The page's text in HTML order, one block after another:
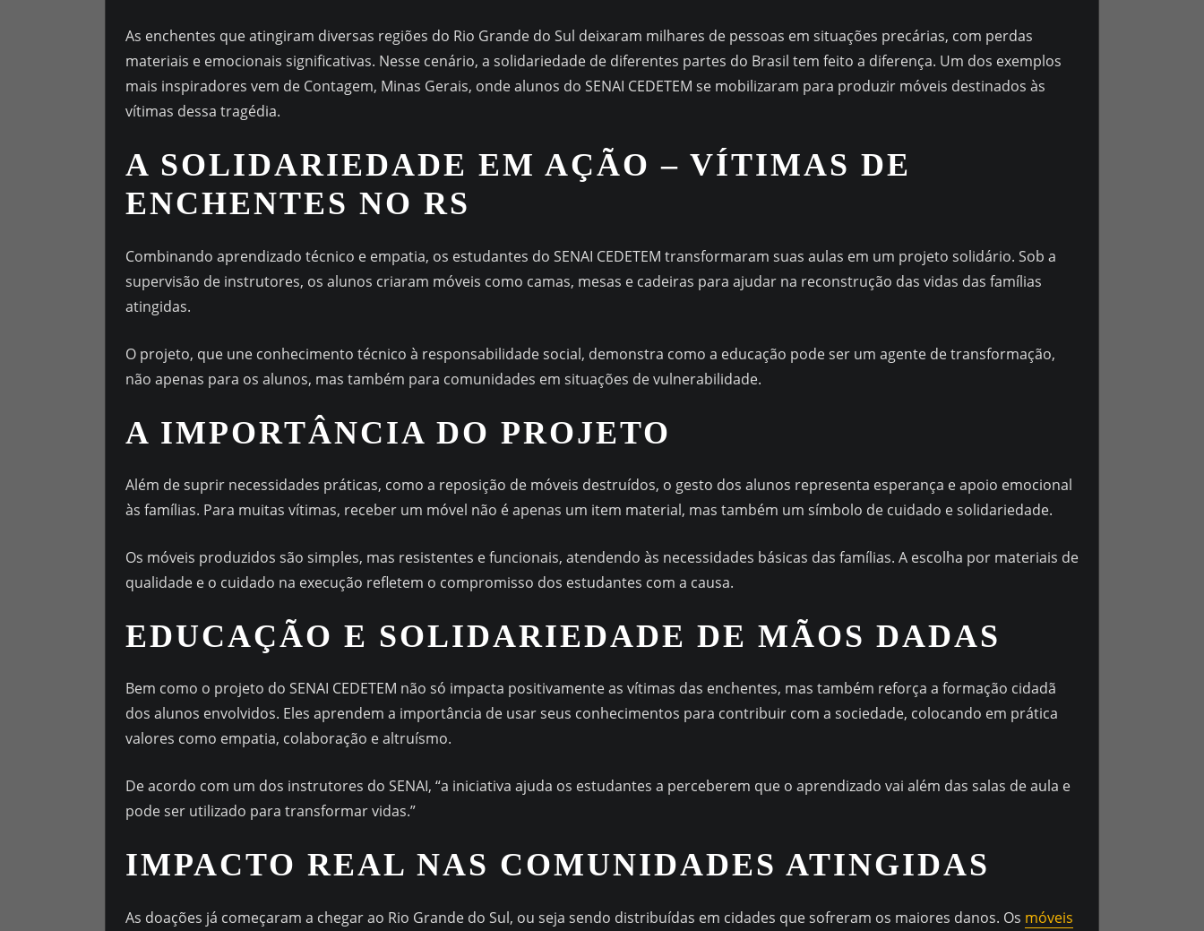
As enchentes que atingiram diversas regiões do Rio Grande do Sul deixaram milhares de pessoas em situações precárias, com perdas
materiais e emocionais significativas. Nesse cenário, a solidariedade de diferentes partes do Brasil tem feito a diferença. Um dos exemplos
mais inspiradores vem de Contagem, Minas Gerais, onde alunos do SENAI CEDETEM se mobilizaram para produzir móveis destinados às
vítimas dessa tragédia.
A SOLIDARIEDADE EM AÇÃO – VÍTIMAS DE
ENCHENTES NO RS
Combinando aprendizado técnico e empatia, os estudantes do SENAI CEDETEM transformaram suas aulas em um projeto solidário. Sob a
supervisão de instrutores, os alunos criaram móveis como camas, mesas e cadeiras para ajudar na reconstrução das vidas das famílias
atingidas.
O projeto, que une conhecimento técnico à responsabilidade social, demonstra como a educação pode ser um agente de transformação,
não apenas para os alunos, mas também para comunidades em situações de vulnerabilidade.
A IMPORTÂNCIA DO PROJETO
Além de suprir necessidades práticas, como a reposição de móveis destruídos, o gesto dos alunos representa esperança e apoio emocional
às famílias. Para muitas vítimas, receber um móvel não é apenas um item material, mas também um símbolo de cuidado e solidariedade.
Os móveis produzidos são simples, mas resistentes e funcionais, atendendo às necessidades básicas das famílias. A escolha por materiais de
qualidade e o cuidado na execução refletem o compromisso dos estudantes com a causa.
EDUCAÇÃO E SOLIDARIEDADE DE MÃOS DADAS
Bem como o projeto do SENAI CEDETEM não só impacta positivamente as vítimas das enchentes, mas também reforça a formação cidadã
dos alunos envolvidos. Eles aprendem a importância de usar seus conhecimentos para contribuir com a sociedade, colocando em prática
valores como empatia, colaboração e altruísmo.
De acordo com um dos instrutores do SENAI, “a iniciativa ajuda os estudantes a perceberem que o aprendizado vai além das salas de aula e
pode ser utilizado para transformar vidas.”
IMPACTO REAL NAS COMUNIDADES ATINGIDAS
As doações já começaram a chegar ao Rio Grande do Sul, ou seja sendo distribuídas em cidades que sofreram os maiores danos. Os móveis